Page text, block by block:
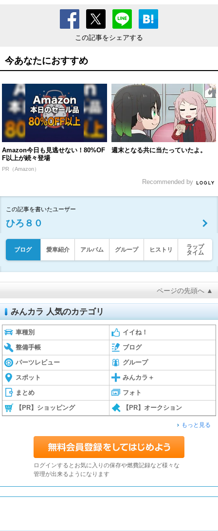
この記事をシェアする
今あなたにおすすめ
Amazon今日も見逃せない！80%OF
F以上が続々登場
PR（Amazon）
週末となる共に当たっていたよ。
Recommended by
この記事を書いたユーザー
ひろ８０
ブログ 愛車紹介 アルバム グループ ヒストリ
ラップ
タイム
ページの先頭へ ▲
みんカラ 人気のカテゴリ
車種別 イイね！
整備手帳 ブログ
パーツレビュー グループ
スポット みんカラ＋
まとめ フォト
【PR】ショッピング 【PR】オークション
もっと見る
ログインするとお気に入りの保存や燃費記録など様々な
管理が出来るようになります